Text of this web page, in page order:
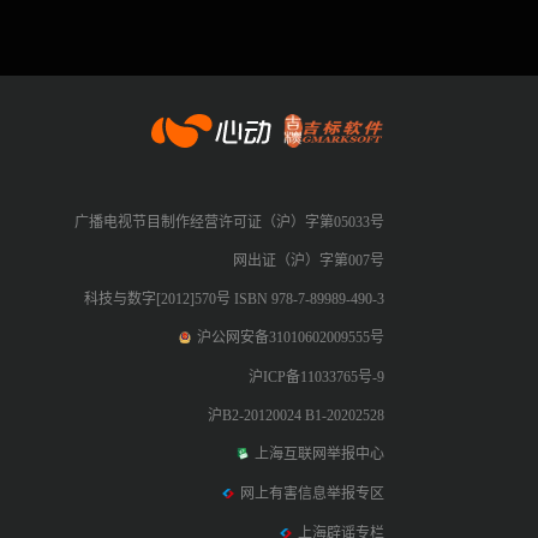
广播电视节目制作经营许可证（沪）字第05033号
网出证（沪）字第007号
科技与数字[2012]570号 ISBN 978-7-89989-490-3
沪公网安备31010602009555号
沪ICP备11033765号-9
沪B2-20120024 B1-20202528
上海互联网举报中心
网上有害信息举报专区
上海辟谣专栏
心动网络